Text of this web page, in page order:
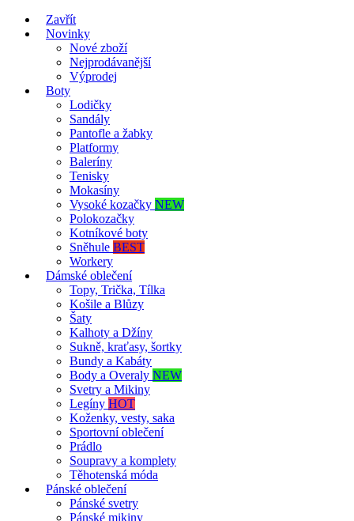
Zavřít
Novinky
Nové zboží
Nejprodávanější
Výprodej
Boty
Lodičky
Sandály
Pantofle a žabky
Platformy
Baleríny
Tenisky
Mokasíny
Vysoké kozačky NEW
Polokozačky
Kotníkové boty
Sněhule BEST
Workery
Dámské oblečení
Topy, Trička, Tílka
Košile a Blůzy
Šaty
Kalhoty a Džíny
Sukně, kraťasy, šortky
Bundy a Kabáty
Body a Overaly NEW
Svetry a Mikiny
Legíny HOT
Koženky, vesty, saka
Sportovní oblečení
Prádlo
Soupravy a komplety
Těhotenská móda
Pánské oblečení
Pánské svetry
Pánské mikiny